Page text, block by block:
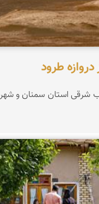
طرود
شرقی استان سمنان و